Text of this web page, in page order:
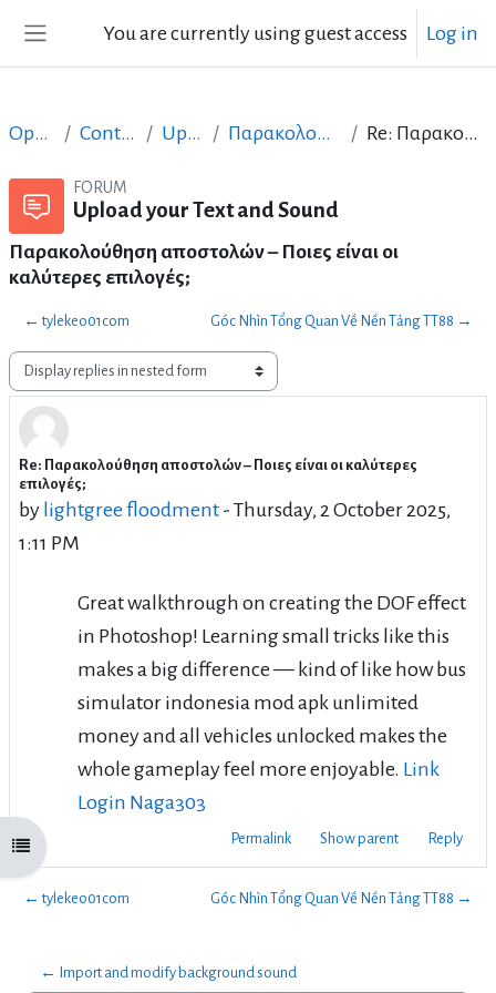
You are currently using guest access Log in
Open course index
Open Courses in English Content Creation course - June 2017 Upload your Text and Sound Παρακολούθηση αποστολών – Ποιες είναι οι καλύτερες επιλογές; Re: Παρακολούθηση αποστολών – Ποιες είναι οι καλύτερες επιλογές;
FORUM
Upload your Text and Sound
Παρακολούθηση αποστολών – Ποιες είναι οι
καλύτερες επιλογές;
← tylekeo01com Góc Nhìn Tổng Quan Về Nền Tảng TT88 →
Display mode
Re: Παρακολούθηση αποστολών – Ποιες είναι οι καλύτερες
επιλογές;
by lightgree floodment - Thursday, 2 October 2025,
1:11 PM
Number of replies: 0
Great walkthrough on creating the DOF effect
in Photoshop! Learning small tricks like this
makes a big difference — kind of like how bus
simulator indonesia mod apk unlimited
money and all vehicles unlocked makes the
whole gameplay feel more enjoyable. Link
Login Naga303
Permalink Show parent Reply
← tylekeo01com Góc Nhìn Tổng Quan Về Nền Tảng TT88 →
← Import and modify background sound